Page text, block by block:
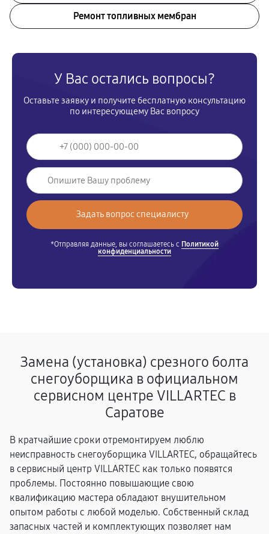
Ремонт топливных мембран
У Вас остались вопросы?
Оставьте заявку и получите бесплатную консультацию
по интересующему Вас вопросу
*Отправляя данные, вы соглашаетесь с Политикой
конфиденциальности
Замена (установка) срезного болта
снегоуборщика в официальном
сервисном центре VILLARTEC в
Саратове
В кратчайшие сроки отремонтируем люблю
неисправность снегоуборщика VILLARTEC, обращайтесь
в сервисный центр VILLARTEC как только появятся
проблемы. Постоянно повышающие свою
квалификацию мастера обладают внушительном
опытом работы с любой моделью. Собственный склад
запасных частей и комплектующих позволяет нам